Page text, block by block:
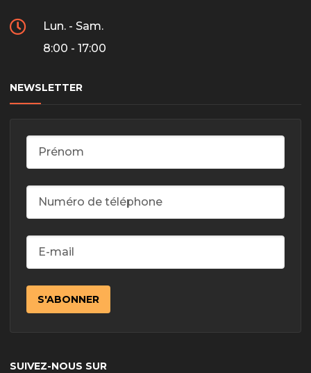
Lun. - Sam.
8:00 - 17:00
NEWSLETTER
SUIVEZ-NOUS SUR